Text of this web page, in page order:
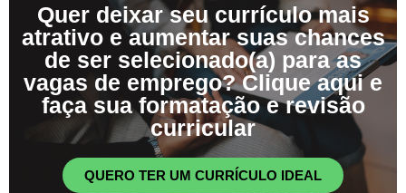
Quer deixar seu currículo mais
atrativo e aumentar suas chances
de ser selecionado(a) para as
vagas de emprego? Clique aqui e
faça sua formatação e revisão
curricular
QUERO TER UM CURRÍCULO IDEAL